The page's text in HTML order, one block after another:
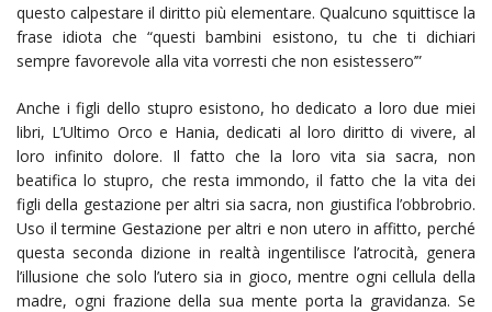
questo calpestare il diritto più elementare. Qualcuno squittisce la
frase idiota che “questi bambini esistono, tu che ti dichiari
sempre favorevole alla vita vorresti che non esistessero’”
Anche i figli dello stupro esistono, ho dedicato a loro due miei
libri, L’Ultimo Orco e Hania, dedicati al loro diritto di vivere, al
loro infinito dolore. Il fatto che la loro vita sia sacra, non
beatifica lo stupro, che resta immondo, il fatto che la vita dei
figli della gestazione per altri sia sacra, non giustifica l’obbrobrio.
Uso il termine Gestazione per altri e non utero in affitto, perché
questa seconda dizione in realtà ingentilisce l’atrocità, genera
l’illusione che solo l’utero sia in gioco, mentre ogni cellula della
madre, ogni frazione della sua mente porta la gravidanza. Se